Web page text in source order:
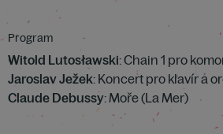
Program
Witold Lutosławski: Chain 1 pro
Jaroslav Ježek: Koncert pro klavír a
Claude Debussy: Moře (La Mer)